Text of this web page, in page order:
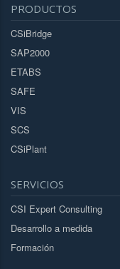
PRODUCTOS
CSiBridge
SAP2000
ETABS
SAFE
VIS
SCS
CSiPlant
SERVICIOS
CSI Expert Consulting
Desarrollo a medida
Formación